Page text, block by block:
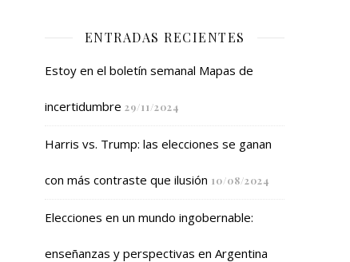
ENTRADAS RECIENTES
Estoy en el boletín semanal Mapas de
incertidumbre 29/11/2024
Harris vs. Trump: las elecciones se ganan
con más contraste que ilusión 10/08/2024
Elecciones en un mundo ingobernable:
enseñanzas y perspectivas en Argentina